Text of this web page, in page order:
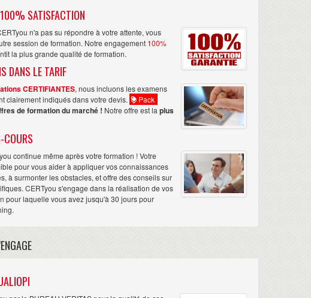
100% SATISFACTION
n'a pas su répondre à votre attente, vous
session de formation. Notre engagement 100%
la plus grande qualité de formation.
DANS LE TARIF
CERTIFIANTES, nous incluons les examens
clairement indiqués dans votre devis.
Pack
de formation du marché ! Notre offre est la plus
COURS
continue même après votre formation ! Votre
pour vous aider à appliquer vos connaissances
à surmonter les obstacles, et offre des conseils sur
CERTyou s'engage dans la réalisation de vos
pour laquelle vous avez jusqu'à 30 jours pour